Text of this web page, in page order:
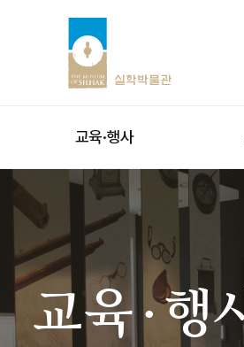
교육·행사
교육·행